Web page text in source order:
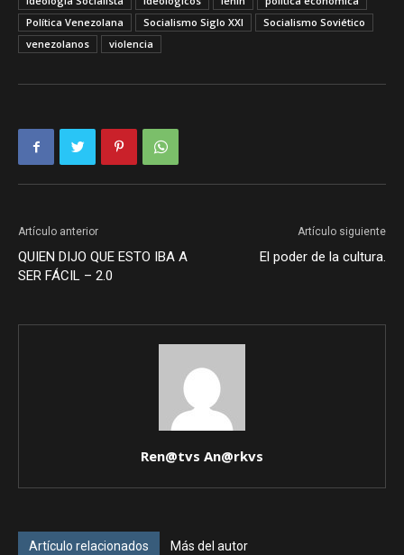
Política Venezolana
Socialismo Siglo XXI
Socialismo Soviético
venezolanos
violencia
Artículo anterior
QUIEN DIJO QUE ESTO IBA A
SER FÁCIL – 2.0
Artículo siguiente
El poder de la cultura.
Ren@tvs An@rkvs
Artículo relacionados Más del autor